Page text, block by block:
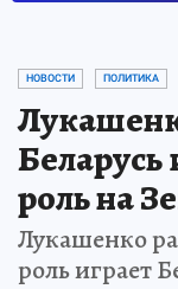
НОВОСТИ ПОЛИТИКА
роль на
Лукашенко
роль играет